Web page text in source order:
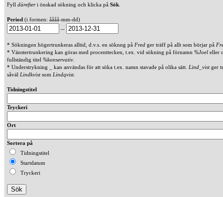
Fyll därefteri önskad sökning och klicka på Sök
Period (i formen: åååå-mm-dd)
--
* Sökningen högertrunkeras alltid, d.v.s. en söknng på Fred ger träff på allt som börjar på
* Vänstertrunkering kan göras med procenttecken, t.ex. vid sökning på förnamn %Joel eller
fullständig titel %konservativ
* Understrykning _ kan användas för att söka t.ex. namn stavade på olika sätt. Lind_vistger
såväl Lindkvistsom Lindqvist.
Tidningstitel
Tryckeri
Ort
Sortera på
Tidningstitel
Startdatum
Tryckeri